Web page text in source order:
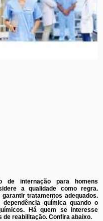
de internação para homens
a qualidade como regra.
tratamentos adequados.
química quando o
Há quem se interesse
reabilitação. Confira abaixo.